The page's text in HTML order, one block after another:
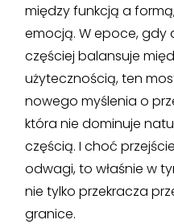
między funkcją a
emocją. W epoce, gdy
częściej balansuje
użytecznością, ten
nowego myślenia o
która nie dominuje
częścią. I choć
odwagi, to właśnie w
nie tylko przekracza
granice.